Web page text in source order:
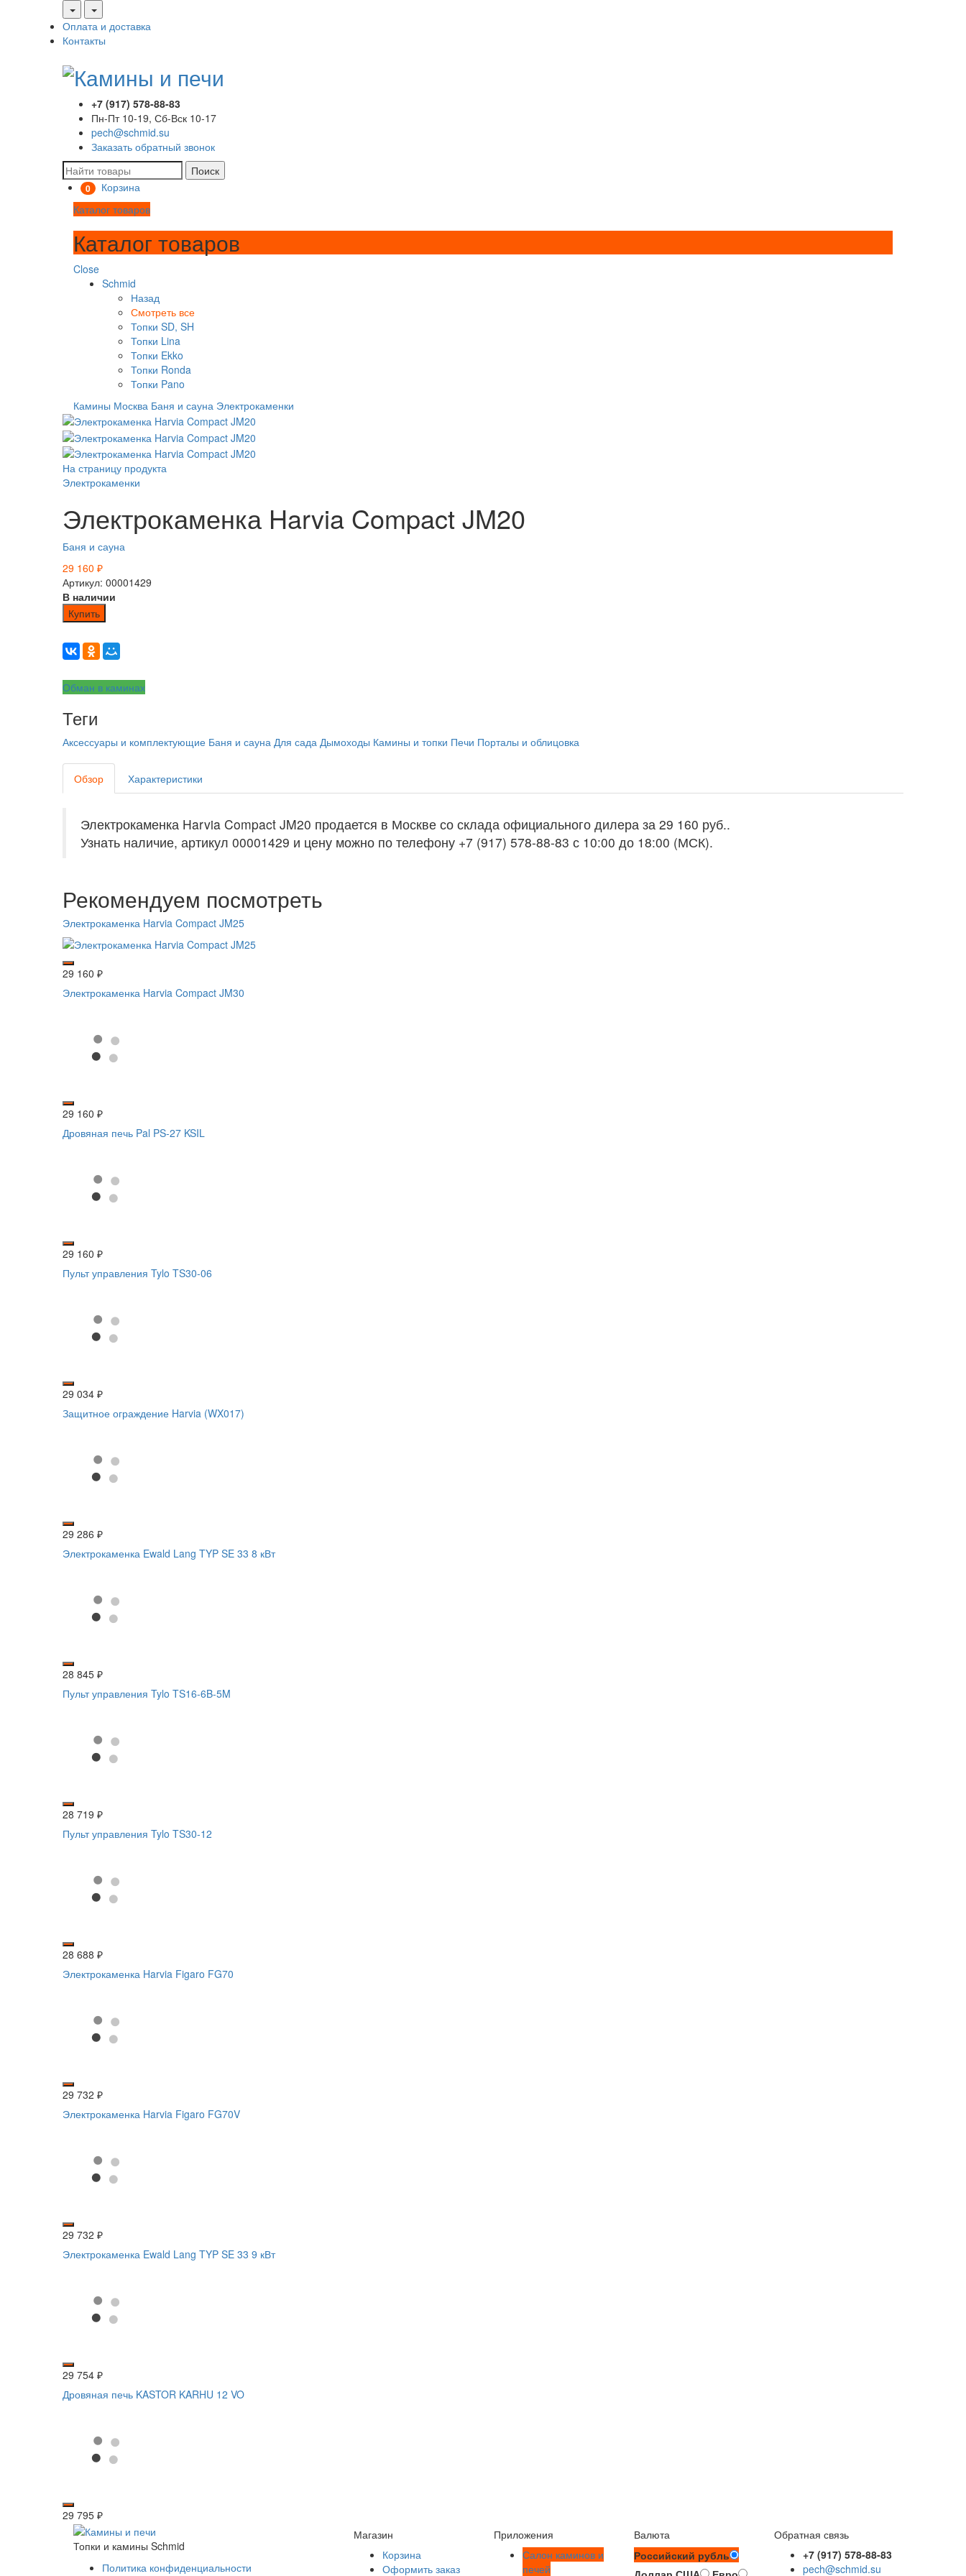
Оплата и доставка
Контакты
+7 (917) 578-88-83
Пн-Пт 10-19, Сб-Вск 10-17
pech@schmid.su
Заказать обратный звонок
Поиск
0
Корзина
Каталог товаров
Каталог товаров
Close
Schmid
Назад
Смотреть все
Топки SD, SH
Топки Lina
Топки Ekko
Топки Ronda
Топки Pano
Камины Москва Баня и сауна Электрокаменки
На страницу продукта
Электрокаменки
Электрокаменка Harvia Compact JM20
Баня и сауна
29 160 ₽
Артикул: 00001429
В наличии
Купить
Обман в каминах
Теги
Аксессуары и комплектующие Баня и сауна Для сада Дымоходы Камины и топки Печи Порталы и облицовка
Обзор Характеристики
Электрокаменка Harvia Compact JM20 продается в Москве со склада официального дилера за 29 160 руб..
Узнать наличие, артикул 00001429 и цену можно по телефону +7 (917) 578-88-83 с 10:00 до 18:00 (МСК).
Рекомендуем посмотреть
Электрокаменка Harvia Compact JM25
29 160 ₽
Электрокаменка Harvia Compact JM30
29 160 ₽
Дровяная печь Pal PS-27 KSIL
29 160 ₽
Пульт управления Tylo TS30-06
29 034 ₽
Защитное ограждение Harvia (WX017)
29 286 ₽
Электрокаменка Ewald Lang TYP SE 33 8 кВт
28 845 ₽
Пульт управления Tylo TS16-6B-5M
28 719 ₽
Пульт управления Tylo TS30-12
28 688 ₽
Электрокаменка Harvia Figaro FG70
29 732 ₽
Электрокаменка Harvia Figaro FG70V
29 732 ₽
Электрокаменка Ewald Lang TYP SE 33 9 кВт
29 754 ₽
Дровяная печь KASTOR KARHU 12 VO
29 795 ₽
Топки и камины Schmid
Политика конфиденциальности
Магазин
Корзина
Оформить заказ
Приложения
Салон каминов и
печей
Валюта
Российский рубль
Обратная связь
+7 (917) 578-88-83
pech@schmid.su